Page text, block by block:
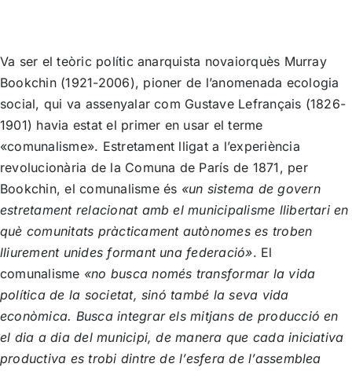
Va ser el teòric polític anarquista novaiorquès Murray
Bookchin (1921-2006), pioner de l’anomenada ecologia
social, qui va assenyalar com Gustave Lefrançais (1826-
1901) havia estat el primer en usar el terme
«comunalisme». Estretament lligat a l’experiència
revolucionària de la Comuna de París de 1871, per
Bookchin, el comunalisme és «un sistema de govern
estretament relacionat amb el municipalisme llibertari en
què comunitats pràcticament autònomes es troben
lliurement unides formant una federació». El
comunalisme «no busca només transformar la vida
política de la societat, sinó també la seva vida
econòmica. Busca integrar els mitjans de producció en
el dia a dia del municipi, de manera que cada iniciativa
productiva es trobi dintre de l’esfera de l’assemblea